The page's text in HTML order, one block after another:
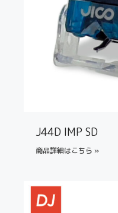
J44D IMP SD
商品詳細はこちら »